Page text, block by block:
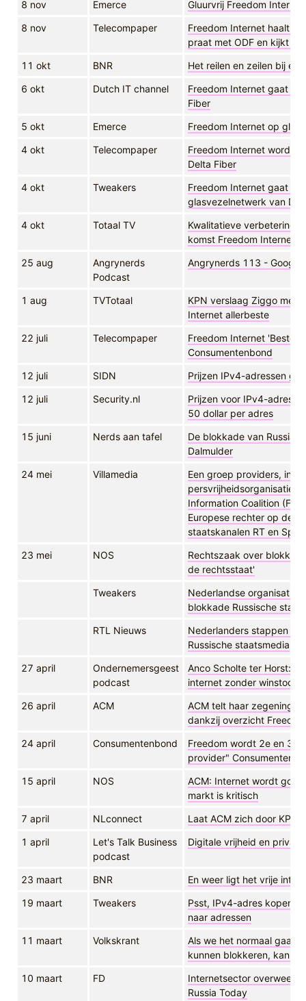
8 nov Emerce
Gluurvrij Freedom
8 nov
Telecompaper
Freedom Internet haalt 8
praat met ODF en kijkt
11 okt
BNR
Het reilen en zeilen bij
6 okt
Dutch IT channel
Freedom Internet gaat
Fiber
5 okt
Emerce
Freedom Internet op
4 okt
Telecompaper
Freedom Internet wordt
Delta Fiber
4 okt
Tweakers
Freedom Internet gaat
glasvezelnetwerk van
4 okt
Totaal TV
Kwalitatieve verbetering
komst Freedom Internet
25 aug
Angrynerds
Podcast
Angrynerds 113 - Google
1 aug TVTotaal
KPN verslaag Ziggo met
Internet allerbeste
22 juli
Telecompaper
Freedom Internet 'Beste
Consumentenbond
12 juli
SIDN
Prijzen IPv4-adressen
12 juli
Security.nl
Prijzen voor IPv4-
50 dollar per adres
15 juni
Nerds aan tafel
De blokkade van Russia
Dalmulder
24 mei
Villamedia
Een groep providers,
persvrijheidsorganisaties
Information Coalition
Europese rechter op de
staatskanalen RT en
23 mei
NOS
Rechtszaak over
de rechtsstaat'
Tweakers
Nederlandse
blokkade Russische
RTL Nieuws
Nederlanders stappen
Russische staatsmedia
27 april
Ondernemersgeest
podcast
Anco Scholte ter Horst:
internet zonder
26 april
ACM
ACM telt haar
dankzij overzicht
24 april
Consumentenbond
Freedom wordt 2e en 3e
provider"
15 april
NOS
ACM: Internet wordt
markt is kritisch
7 april
NLconnect
Laat ACM zich door KPN
1 april
Let's Talk Business
podcast
Digitale vrijheid en privacy
23 maart BNR
En weer ligt het vrije
19 maart
Tweakers
Psst, IPv4-adres kopen?
naar adressen
11 maart
Volkskrant
Als we het normaal gaan
kunnen blokkeren, kan
10 maart
FD
Internetsector overweegt
Russia Today